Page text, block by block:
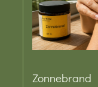
Zonnebrand